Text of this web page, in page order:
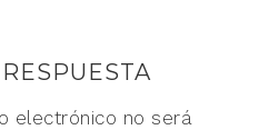
electrónico no será